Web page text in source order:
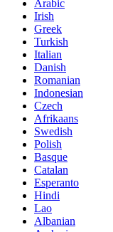
Arabic
Irish
Greek
Turkish
Italian
Danish
Romanian
Indonesian
Czech
Afrikaans
Swedish
Polish
Basque
Catalan
Esperanto
Hindi
Lao
Albanian